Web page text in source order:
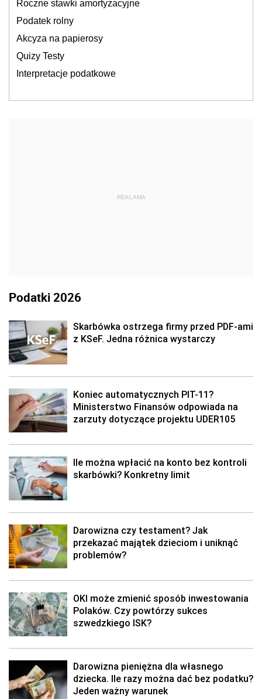
Roczne stawki amortyzacyjne
Podatek rolny
Akcyza na papierosy
Quizy Testy
Interpretacje podatkowe
REKLAMA
Podatki 2026
Skarbówka ostrzega firmy przed PDF-ami
z KSeF. Jedna różnica wystarczy
Koniec automatycznych PIT-11?
Ministerstwo Finansów odpowiada na
zarzuty dotyczące projektu UDER105
Ile można wpłacić na konto bez kontroli
skarbówki? Konkretny limit
Darowizna czy testament? Jak
przekazać majątek dzieciom i uniknąć
problemów?
OKI może zmienić sposób inwestowania
Polaków. Czy powtórzy sukces
szwedzkiego ISK?
Darowizna pieniężna dla własnego
dziecka. Ile razy można dać bez podatku?
Jeden ważny warunek